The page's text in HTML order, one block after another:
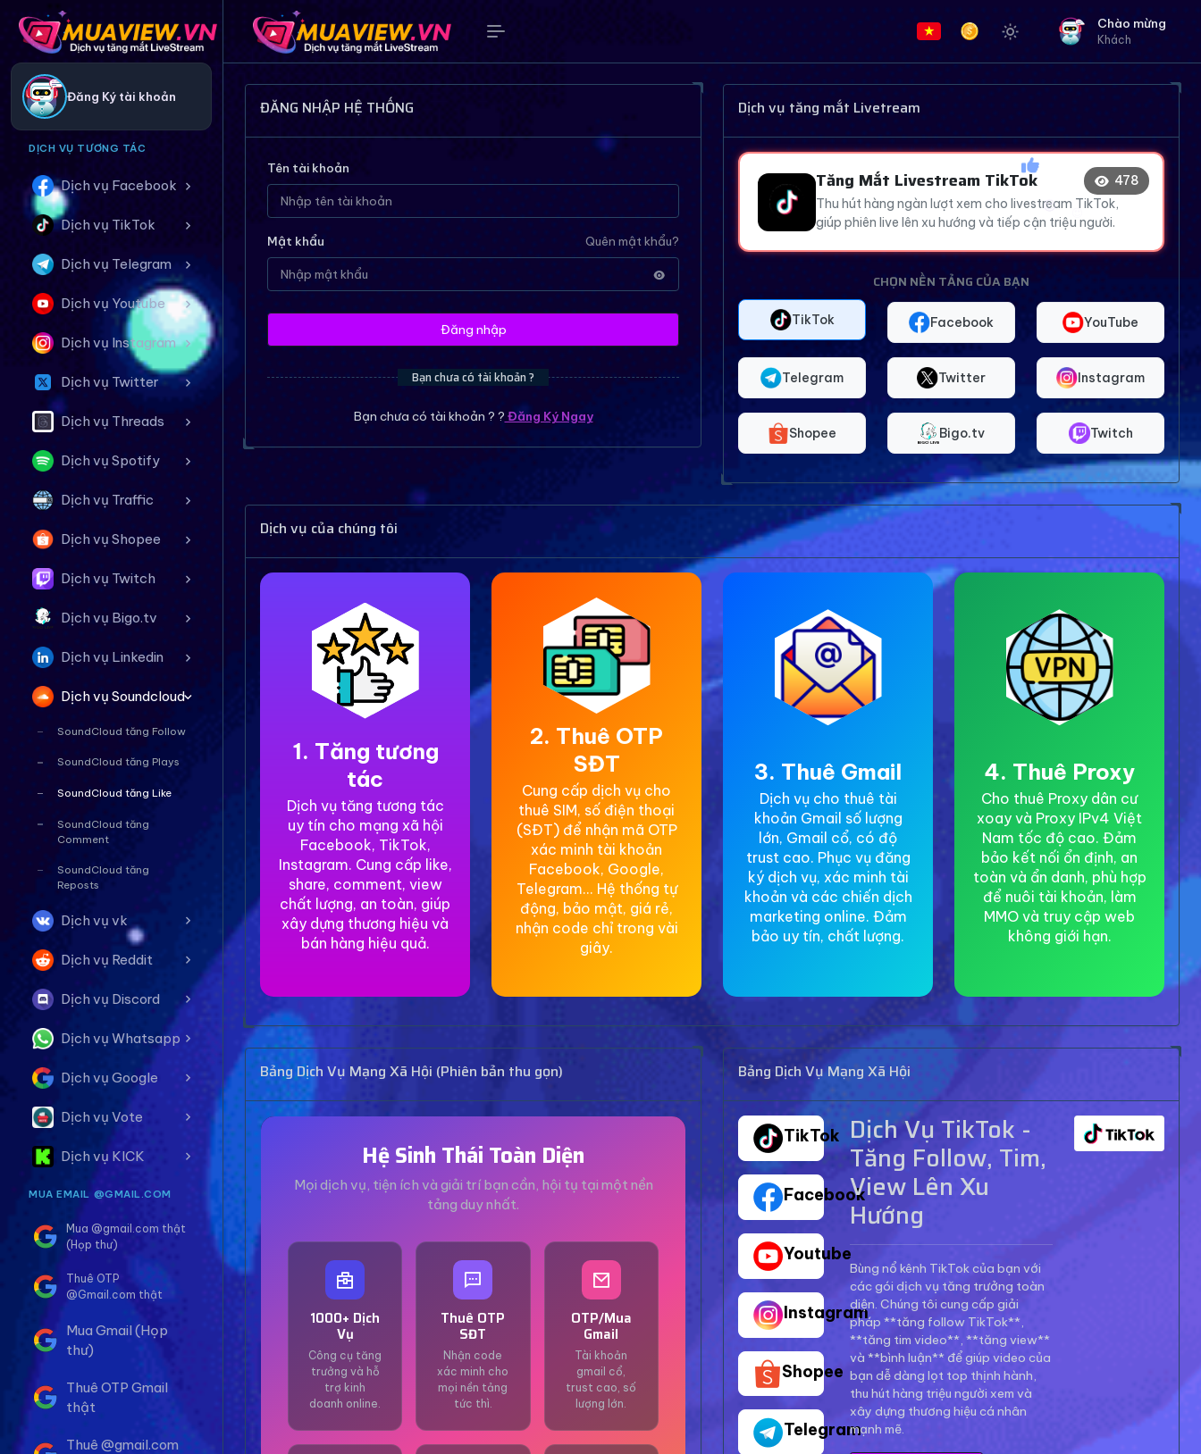
Chào mừng
Khách
Đăng Ký tài khoản
DỊCH VỤ TƯƠNG TÁC
Dịch vụ Facebook
Dịch vụ TikTok
Dịch vụ Telegram
Dịch vụ Youtube
Dịch vụ Instagram
Dịch vụ Twitter
Dịch vụ Threads
Dịch vụ Spotify
Dịch vụ Traffic
Dịch vụ Shopee
Dịch vụ Twitch
Dịch vụ Bigo.tv
Dịch vụ Linkedin
Dịch vụ Soundcloud
SoundCloud tăng Follow
SoundCloud tăng Plays
SoundCloud tăng Like
SoundCloud tăng
Comment
SoundCloud tăng
Reposts
Dịch vụ vk
Dịch vụ Reddit
Dịch vụ Discord
Dịch vụ Whatsapp
Dịch vụ Google
Dịch vụ Vote
Dịch vụ KICK
MUA EMAIL @GMAIL.COM
Mua @gmail.com thật
(Họp thư)
Thuê OTP
@Gmail.com thật
Mua Gmail (Họp
thư)
Thuê OTP Gmail
thật
Thuê @gmail.com
ĐĂNG NHẬP HỆ THỐNG
Tên tài khoản
Quên mật khẩu?
Mật khẩu
Đăng nhập
Bạn chưa có tài khoản ?
Bạn chưa có tài khoản ? ? Đăng Ký Ngay
Dịch vụ tăng mắt Livetream
Tăng Mắt Livestream TikTok
Thu hút hàng ngàn lượt xem cho livestream TikTok,
giúp phiên live lên xu hướng và tiếp cận triệu người.
479
😍 🔥
😍
👍
❤️
😍
CHỌN NỀN TẢNG CỦA BẠN
TikTok Facebook YouTube
Telegram Twitter Instagram
Shopee Bigo.tv Twitch
Dịch vụ của chúng tôi
1. Tăng tương
tác
Dịch vụ tăng tương tác
uy tín cho mạng xã hội
Facebook, TikTok,
Instagram. Cung cấp like,
share, comment, view
chất lượng, an toàn, giúp
xây dựng thương hiệu và
bán hàng hiệu quả.
2. Thuê OTP
SĐT
Cung cấp dịch vụ cho
thuê SIM, số điện thoại
(SĐT) để nhận mã OTP
xác minh tài khoản
Facebook, Google,
Telegram... Hệ thống tự
động, bảo mật, giá rẻ,
nhận code chỉ trong vài
giây.
3. Thuê Gmail
Dịch vụ cho thuê tài
khoản Gmail số lượng
lớn, Gmail cổ, có độ
trust cao. Phục vụ đăng
ký dịch vụ, xác minh tài
khoản và các chiến dịch
marketing online. Đảm
bảo uy tín, chất lượng.
4. Thuê Proxy
Cho thuê Proxy dân cư
xoay và Proxy IPv4 Việt
Nam tốc độ cao. Đảm
bảo kết nối ổn định, an
toàn và ẩn danh, phù hợp
để nuôi tài khoản, làm
MMO và truy cập web
không giới hạn.
Bảng Dịch Vụ Mạng Xã Hội (Phiên bản thu gọn)
Hệ Sinh Thái Toàn Diện
Mọi dịch vụ, tiện ích và giải trí bạn cần, hội tụ tại một nền
tảng duy nhất.
1000+ Dịch
Vụ
Công cụ tăng
trưởng và hỗ
trợ kinh
doanh online.
Thuê OTP
SĐT
Nhận code
xác minh cho
mọi nền tảng
tức thì.
OTP/Mua
Gmail
Tài khoản
gmail cổ,
trust cao, số
lượng lớn.
Bảng Dịch Vụ Mạng Xã Hội
TikTok
Facebook
Youtube
Instagram
Shopee
Telegram
Dịch Vụ TikTok -
Tăng Follow, Tim,
View Lên Xu
Hướng
Bùng nổ kênh TikTok của bạn với
các gói dịch vụ tăng trưởng toàn
diện. Chúng tôi cung cấp giải
pháp **tăng follow TikTok**,
**tăng tim video**, **tăng view**
và **bình luận** để giúp video của
bạn dễ dàng lọt top thịnh hành,
thu hút hàng triệu người xem và
xây dựng thương hiệu cá nhân
mạnh mẽ.